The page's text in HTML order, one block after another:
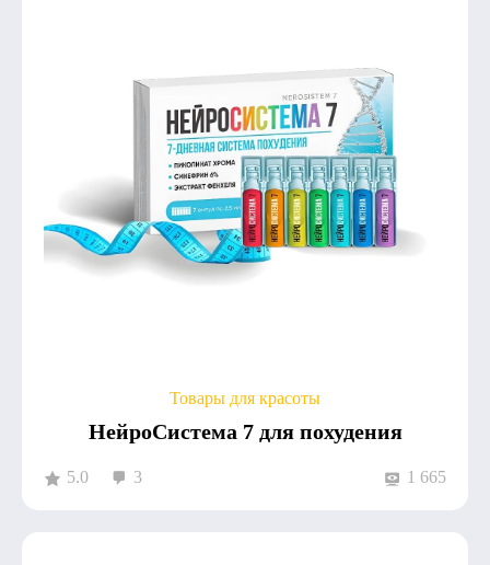
Товары для красоты
НейроСистема 7 для похудения
5.0 3 1 665